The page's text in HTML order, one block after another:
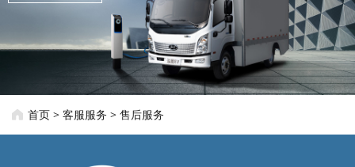
首页 > 客服服务 > 售后服务